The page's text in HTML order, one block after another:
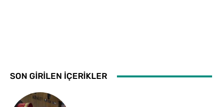
SON GİRİLEN İÇERİKLER